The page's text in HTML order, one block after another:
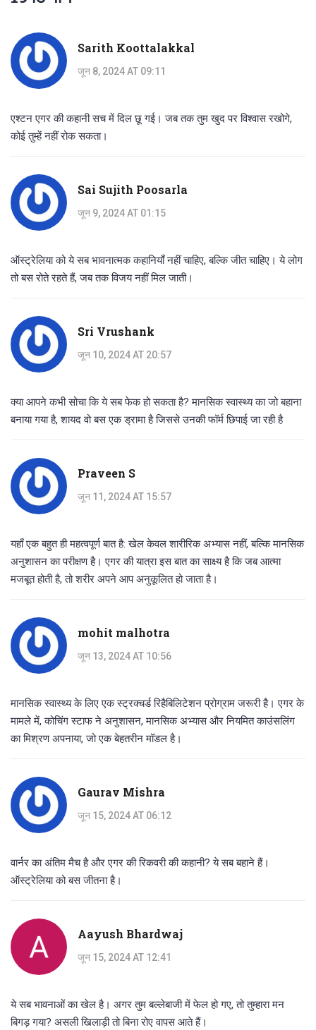
Sarith Koottalakkal
जून 8, 2024 AT 09:11
एश्टन एगर की कहानी सच में दिल छू गई। जब तक तुम खुद पर विश्वास रखोगे,
कोई तुम्हें नहीं रोक सकता।
Sai Sujith Poosarla
जून 9, 2024 AT 01:15
ऑस्ट्रेलिया को ये सब भावनात्मक कहानियाँ नहीं चाहिए, बल्कि जीत चाहिए। ये लोग
तो बस रोते रहते हैं, जब तक विजय नहीं मिल जाती।
Sri Vrushank
जून 10, 2024 AT 20:57
क्या आपने कभी सोचा कि ये सब फेक हो सकता है? मानसिक स्वास्थ्य का जो बहाना
बनाया गया है, शायद वो बस एक ड्रामा है जिससे उनकी फॉर्म छिपाई जा रही है
Praveen S
जून 11, 2024 AT 15:57
यहाँ एक बहुत ही महत्वपूर्ण बात है: खेल केवल शारीरिक अभ्यास नहीं, बल्कि मानसिक
अनुशासन का परीक्षण है। एगर की यात्रा इस बात का साक्ष्य है कि जब आत्मा
मजबूत होती है, तो शरीर अपने आप अनुकूलित हो जाता है।
mohit malhotra
जून 13, 2024 AT 10:56
मानसिक स्वास्थ्य के लिए एक स्ट्रक्चर्ड रिहैबिलिटेशन प्रोग्राम जरूरी है। एगर के
मामले में, कोचिंग स्टाफ ने अनुशासन, मानसिक अभ्यास और नियमित काउंसलिंग
का मिश्रण अपनाया, जो एक बेहतरीन मॉडल है।
Gaurav Mishra
जून 15, 2024 AT 06:12
वार्नर का अंतिम मैच है और एगर की रिकवरी की कहानी? ये सब बहाने हैं।
ऑस्ट्रेलिया को बस जीतना है।
Aayush Bhardwaj
जून 15, 2024 AT 12:41
ये सब भावनाओं का खेल है। अगर तुम बल्लेबाजी में फेल हो गए, तो तुम्हारा मन
बिगड़ गया? असली खिलाड़ी तो बिना रोए वापस आते हैं।